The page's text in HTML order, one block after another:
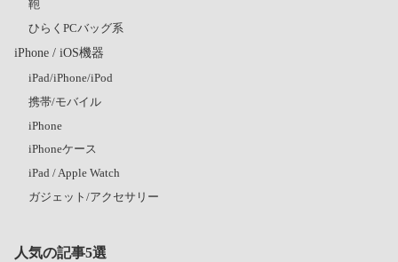
鞄
ひらくPCバッグ系
iPhone / iOS機器
iPad/iPhone/iPod
携帯/モバイル
iPhone
iPhoneケース
iPad / Apple Watch
ガジェット/アクセサリー
人気の記事5選